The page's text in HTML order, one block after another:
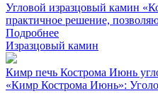
Угловой изразцовый камин
практичное решение,
Подробнее
Изразцовый камин
Кимр печь Кострома Июнь
«Кимр Кострома Июнь»: